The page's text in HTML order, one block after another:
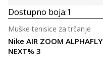
Dostupno boja:1
Nike AIR ZOOM ALPHAFLY
NEXT% 3
Muške tenisice za trčanje